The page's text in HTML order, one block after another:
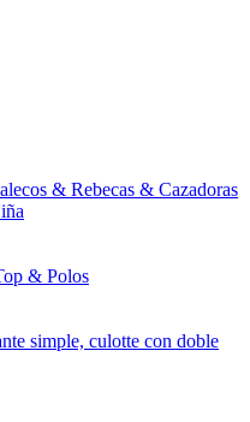
& Rebecas & Cazadoras
& Polos
simple, culotte con doble